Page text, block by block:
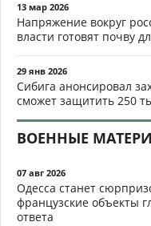
13 мар 2026
Напряжение вокруг
власти готовят почву
29 янв 2026
Сибига анонсировал
сможет защитить 250
ВОЕННЫЕ
07 авг 2026
Одесса станет
французские объекты
ответа